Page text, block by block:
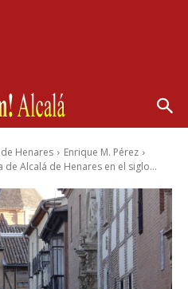
Henares
Enrique M. Pérez
Alcalá de Henares en el siglo...